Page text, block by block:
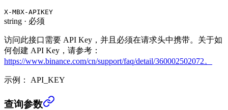
X-MBX-APIKEY
string · 必须
访问此接口需要 API Key，并且必须在请求头中携带。关于如
何创建 API Key，请参考：
https://www.binance.com/cn/support/faq/detail/360002502072。
示例： API_KEY
查询下小时预估利率 (USER_DATA)
查询参数